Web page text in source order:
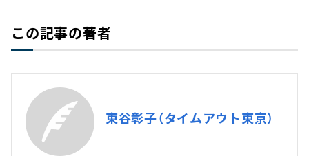
この記事の著者
東谷彰子（タイムアウト東京）